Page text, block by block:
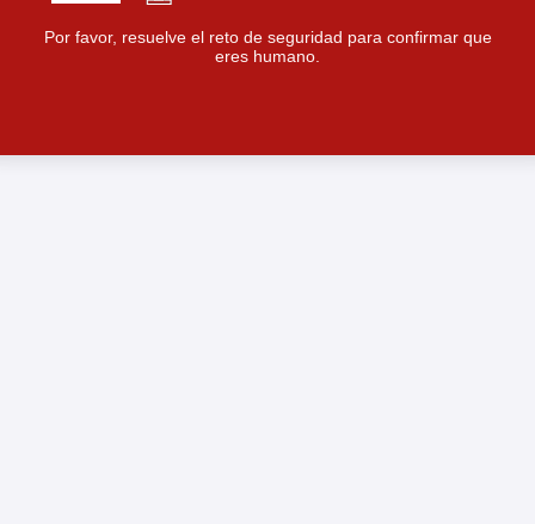
Por favor, resuelve el reto de seguridad para confirmar que
eres humano.